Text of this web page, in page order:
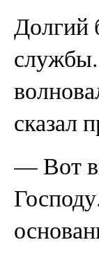
Долгий
сказал
— Вот